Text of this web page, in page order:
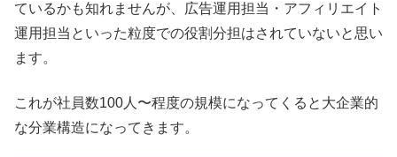
ているかも知れませんが、広告運用担当・アフィリエイト
運用担当といった粒度での役割分担はされていないと思い
ます。
これが社員数100人〜程度の規模になってくると大企業的
な分業構造になってきます。